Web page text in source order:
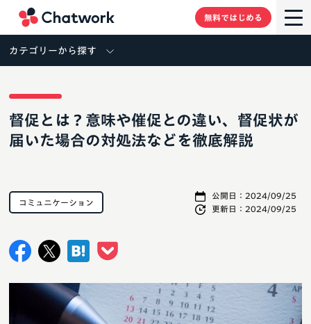
無料ではじめる
カテゴリーから探す
督促とは？意味や催促との違い、督促状が
届いた場合の対処法などを徹底解説
公開日： 2024/09/25
更新日： 2024/09/25
コミュニケーション